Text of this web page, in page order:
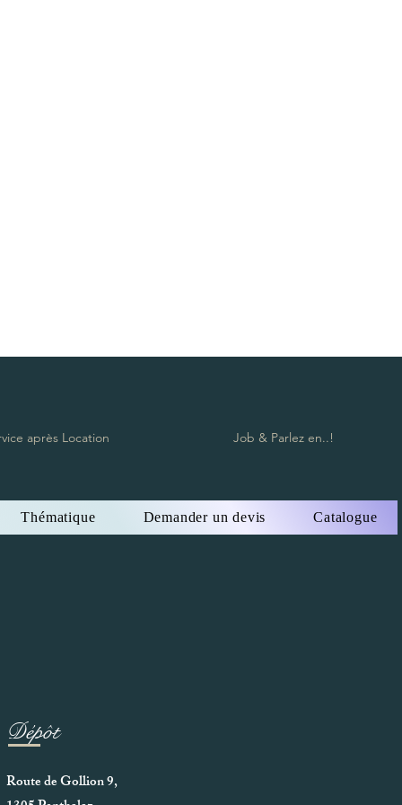
posts, Rope post, Sofa, Pouf, Baroque furniture, Vintage furniture,
water glass, Bar stool, Candlestick, Vase, Lighting, Tealight holder,
Vermietung von Möbeln und Dekorationen Lausanne Bern
in Lausanne, Vermietung von Möbeln in Luzern, Vermietung
Thématique Demander un devis Catalogue
Dépôt
Route de Gollion 9,
après Location Job & Parlez en..!